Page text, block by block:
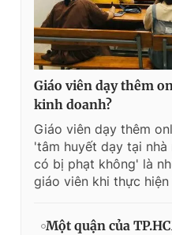
Giáo viên dạy thêm
kinh doanh?
Giáo viên dạy thêm
'tâm huyết dạy tại
có bị phạt không' là
giáo viên khi thực
Một quận của